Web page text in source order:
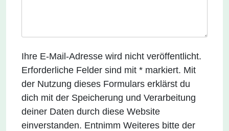
Ihre E-Mail-Adresse wird nicht veröffentlicht.
Erforderliche Felder sind mit * markiert. Mit
der Nutzung dieses Formulars erklärst du
dich mit der Speicherung und Verarbeitung
deiner Daten durch diese Website
einverstanden. Entnimm Weiteres bitte der